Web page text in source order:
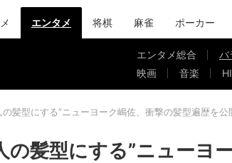
エンタメ 将棋 麻雀 ポーカー
エンタメ総合 バ
映画
音楽
の髪型にする”ニューヨーク嶋佐、衝撃の髪型遍歴を
の髪型にする”ニューヨ